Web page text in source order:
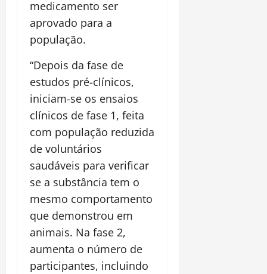
medicamento ser
aprovado para a
população.
“Depois da fase de
estudos pré-clínicos,
iniciam-se os ensaios
clínicos de fase 1, feita
com população reduzida
de voluntários
saudáveis para verificar
se a substância tem o
mesmo comportamento
que demonstrou em
animais. Na fase 2,
aumenta o número de
participantes, incluindo